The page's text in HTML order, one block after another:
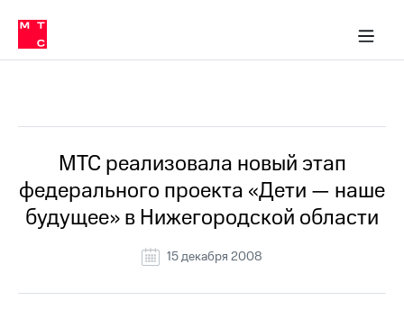
Медиа-центр
и акционерам
Устойчивое развитие
Комплаенс и деловая этика
компании
Карьера
История
компании
Руководство
информация
в МТС
Пресс-
релизы
МТС
о технологиях
МТС реализовала новый этап
федерального проекта «Дети — наше
будущее» в Нижегородской области
15 декабря 2008